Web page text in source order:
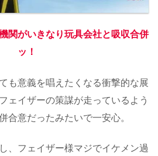
関がいきなり玩具会社と吸収合併
ッ！
も意義を唱えたくなる衝撃的な展
ェイザーの策謀が走っているよう
合意だったみたいで一安心。
、フェイザー様マジでイケメン過